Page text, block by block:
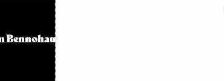
Bennohaus